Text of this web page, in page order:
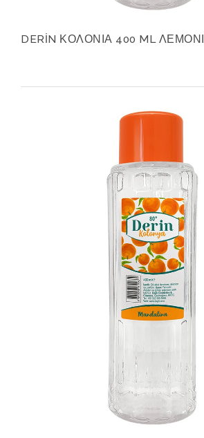
DERİN ΚΟΛΟΝΙΑ 400 ML ΛΕΜΟΝΙ